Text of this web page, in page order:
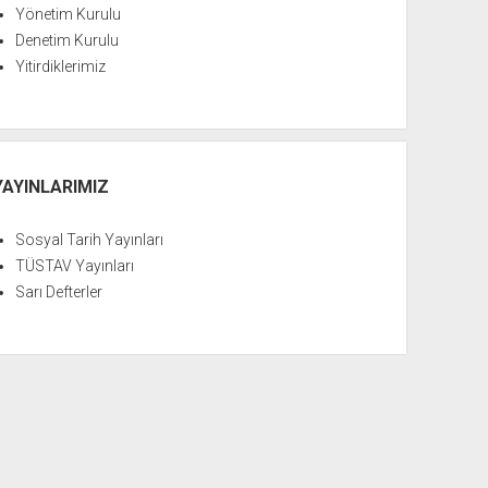
Yönetim Kurulu
Denetim Kurulu
Yitirdiklerimiz
Sosyal Tarih Yayınları
TÜSTAV Yayınları
Sarı Defterler